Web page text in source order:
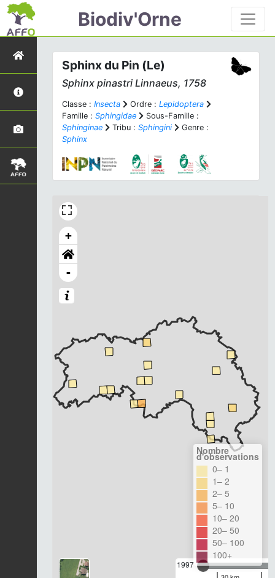
Biodiv'Orne
Sphinx du Pin (Le)
Sphinx pinastri Linnaeus, 1758
Classe : Insecta Ordre : Lepidoptera
Famille : Sphingidae
Sous-Famille :
Sphinginae
Tribu : Sphingini
Genre :
Sphinx
+
-
1997
Nombre
d'observations
0– 1
1– 2
2– 5
5– 10
10– 20
20– 50
50– 100
100+